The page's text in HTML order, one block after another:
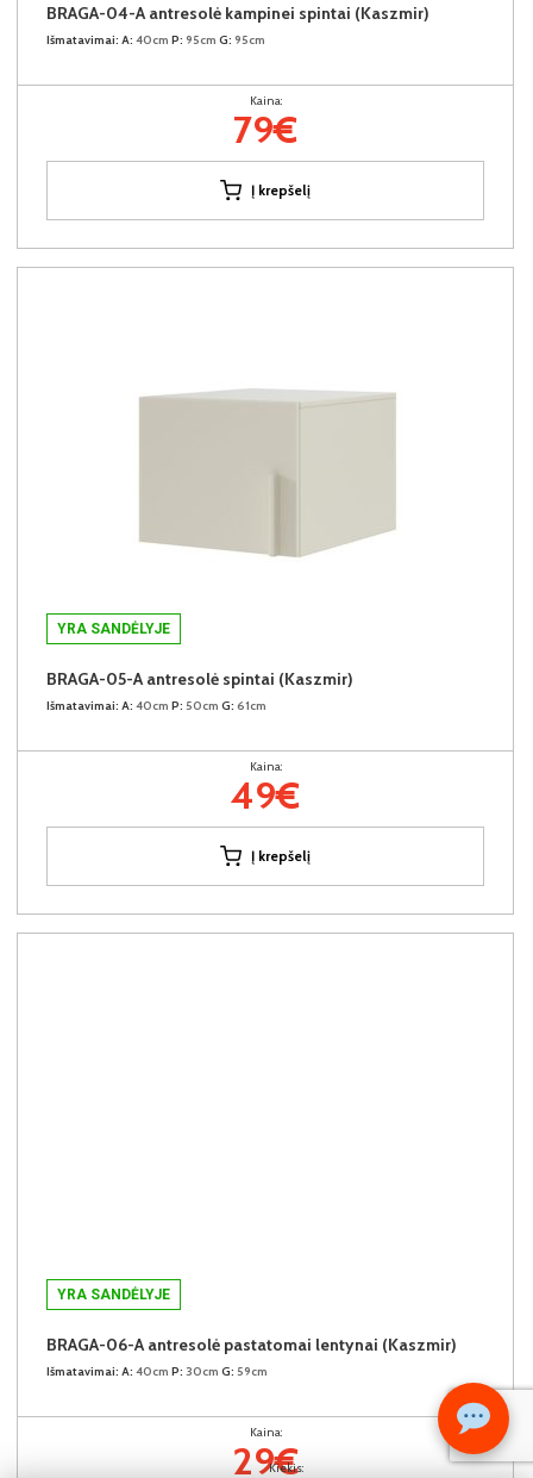
Kiekis:
BRAGA-04-A antresolė kampinei spintai (Kaszmir)
Išmatavimai: A: 40cm P: 95cm G: 95cm
Kaina:
79€
Į krepšelį
YRA SANDĖLYJE
BRAGA-05-A antresolė spintai (Kaszmir)
Išmatavimai: A: 40cm P: 50cm G: 61cm
Kaina:
49€
Į krepšelį
YRA SANDĖLYJE
BRAGA-06-A antresolė pastatomai lentynai (Kaszmir)
Išmatavimai: A: 40cm P: 30cm G: 59cm
Kaina:
29€